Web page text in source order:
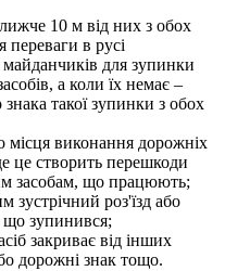
10 м від них з обох
переваги в русі
для зупинки
а коли їх немає –
такої зупинки з обох
місця виконання дорожніх
це створить перешкоди
засобам, що працюють;
зустрічний роз'їзд або
що зупинився;
закриває від інших
дорожні знак тощо.